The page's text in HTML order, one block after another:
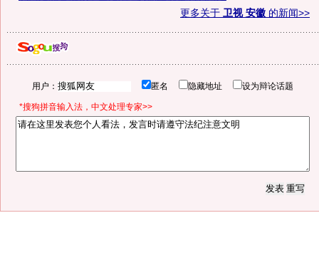
更多关于 卫视 安徽 的新闻>>
用户： 匿名 隐藏地址 设为辩论话题
*搜狗拼音输入法，中文处理专家>>